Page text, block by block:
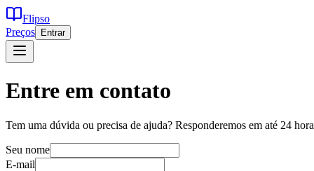
Flipso
Preços
Entrar
Entre em contato
Tem uma dúvida ou precisa de ajuda? Responderemos em até 24
Seu nome
E-mail